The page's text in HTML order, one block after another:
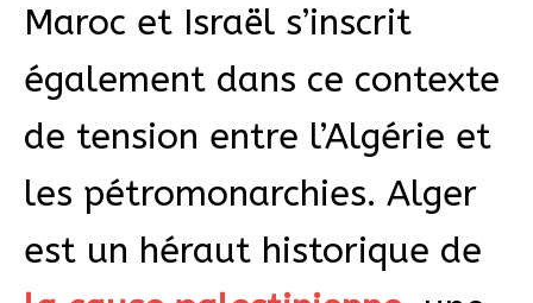
Maroc et Israël s’inscrit
également dans ce contexte
de tension entre l’Algérie et
les pétromonarchies. Alger
est un héraut historique de